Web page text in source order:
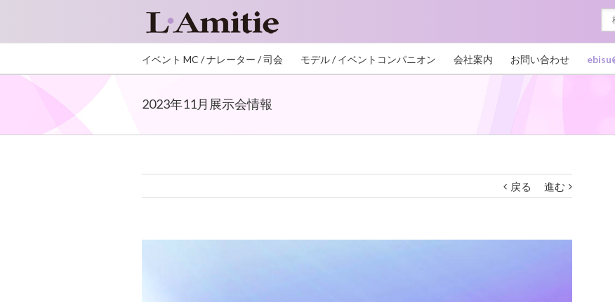
イベント MC / ナレーター / 司会 モデル / イベントコンパニオン 会社案内 お問い合わせ
2023年11月展示会情報
戻る 進む